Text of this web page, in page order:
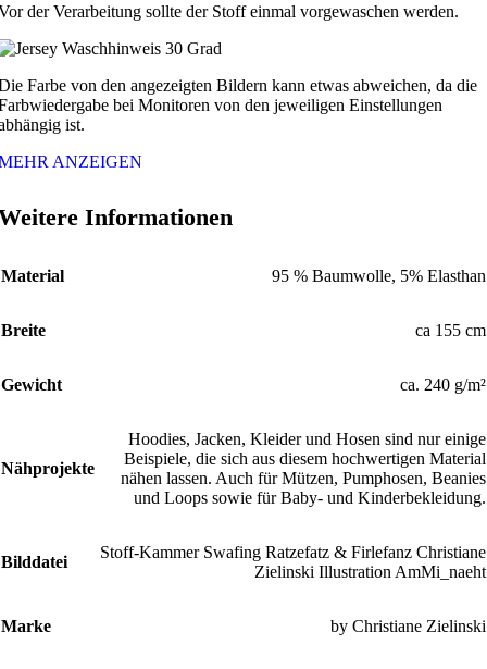
der Verarbeitung sollte der Stoff einmal vorgewaschen werden.
Farbe von den angezeigten Bildern kann etwas abweichen, da die
bei Monitoren von den jeweiligen Einstellungen
ist.
ANZEIGEN
Informationen
Material 95 % Baumwolle, 5% Elasthan
Breite ca 155 cm
Gewicht ca. 240 g/m²
Nähprojekte
Hoodies, Jacken, Kleider und Hosen sind nur einige
Beispiele, die sich aus diesem hochwertigen Material
nähen lassen. Auch für Mützen, Pumphosen, Beanies
und Loops sowie für Baby- und Kinderbekleidung.
Bilddatei
Stoff-Kammer Swafing Ratzefatz & Firlefanz Christiane
Zielinski Illustration AmMi_naeht
Marke by Christiane Zielinski